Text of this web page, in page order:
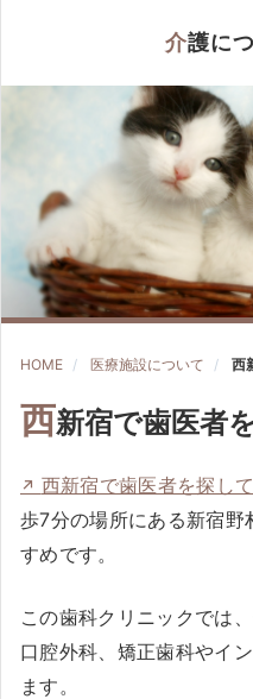
介護に
HOME 医療施設について 西
西新宿で歯医者
西新宿で歯医者を探し
歩7分の場所にある新宿野
すめです。
この歯科クリニックでは
口腔外科、矯正歯科やイ
ます。